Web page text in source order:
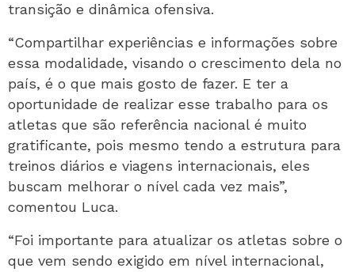
transição e dinâmica ofensiva.
“Compartilhar experiências e informações sobre
essa modalidade, visando o crescimento dela no
país, é o que mais gosto de fazer. E ter a
oportunidade de realizar esse trabalho para os
atletas que são referência nacional é muito
gratificante, pois mesmo tendo a estrutura para
treinos diários e viagens internacionais, eles
buscam melhorar o nível cada vez mais”,
comentou Luca.
“Foi importante para atualizar os atletas sobre o
que vem sendo exigido em nível internacional,